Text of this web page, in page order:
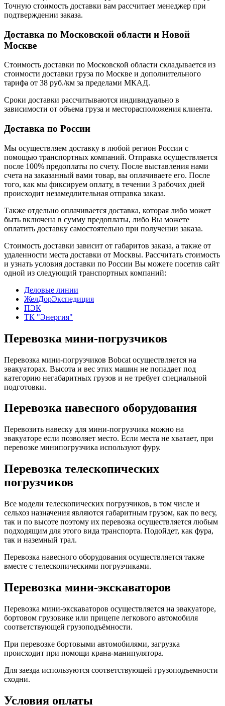
Точную стоимость доставки вам рассчитает менеджер при
подтверждении заказа.
Доставка по Московской области и Новой
Москве
Стоимость доставки по Московской области складывается из
стоимости доставки груза по Москве и дополнительного
тарифа от 38 руб./км за пределами МКАД.
Сроки доставки рассчитываются индивидуально в
зависимости от объема груза и месторасположения клиента.
Доставка по России
Мы осуществляем доставку в любой регион России с
помощью транспортных компаний. Отправка осуществляется
после 100% предоплаты по счету. После выставления нами
счета на заказанный вами товар, вы оплачиваете его. После
того, как мы фиксируем оплату, в течении 3 рабочих дней
происходит незамедлительная отправка заказа.
Также отдельно оплачивается доставка, которая либо может
быть включена в сумму предоплаты, либо Вы можете
оплатить доставку самостоятельно при получении заказа.
Стоимость доставки зависит от габаритов заказа, а также от
удаленности места доставки от Москвы. Рассчитать стоимость
и узнать условия доставки по России Вы можете посетив сайт
одной из следующий транспортных компаний:
Деловые линии
ЖелДорЭкспедиция
ПЭК
ТК "Энергия"
Перевозка мини-погрузчиков
Перевозка мини-погрузчиков Bobcat осуществляется на
эвакуаторах. Высота и вес этих машин не попадает под
категорию негабаритных грузов и не требует специальной
подготовки.
Перевозка навесного оборудования
Перевозить навеску для мини-погрузчика можно на
эвакуаторе если позволяет место. Если места не хватает, при
перевозке минипогрузчика используют фуру.
Перевозка телескопических
погрузчиков
Все модели телескопических погрузчиков, в том числе и
сельхоз назначения являются габаритным грузом, как по весу,
так и по высоте поэтому их перевозка осуществляется любым
подходящим для этого вида транспорта. Подойдет, как фура,
так и наземный трал.
Перевозка навесного оборудования осуществляется также
вместе с телескопическими погрузчиками.
Перевозка мини-экскаваторов
Перевозка мини-экскаваторов осуществляется на эвакуаторе,
бортовом грузовике или прицепе легкового автомобиля
соответствующей грузоподъёмности.
При перевозке бортовыми автомобилями, загрузка
происходит при помощи крана-манипулятора.
Для заезда используются соответствующей грузоподъемности
сходни.
Условия оплаты